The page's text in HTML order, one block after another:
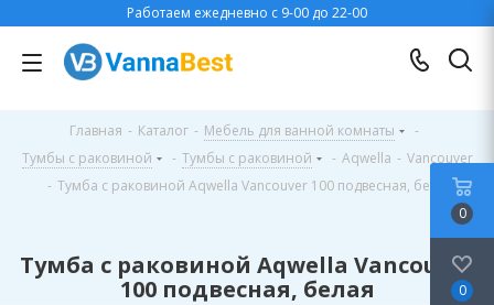
Работаем ежедневно с 9-00 до 22-00
Главная - Каталог - Мебель для ванной комнаты
-
Тумбы с раковиной
- Тумбы с раковиной - Aqwella - Vancouver
- Тумба с раковиной Aqwella Vancouver 100 подвесная, белая
Тумба с раковиной Aqwella Vancouver
100 подвесная, белая
0
0